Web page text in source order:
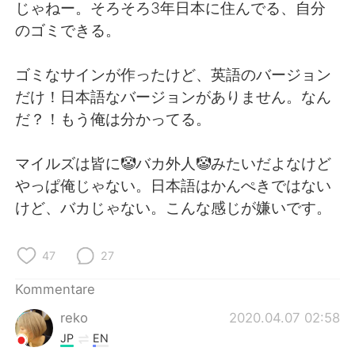
日本語 한국어
Indonesia Italiano
Türkçe Tiếng Việt
Português
じゃねー。そろそろ3年日本に住んでる、自分
のゴミできる。
ゴミなサインが作ったけど、英語のバージョン
だけ！日本語なバージョンがありません。なん
だ？！もう俺は分かってる。
マイルズは皆に🤡バカ外人🤡みたいだよなけど
やっぱ俺じゃない。日本語はかんぺきではない
けど、バカじゃない。こんな感じが嫌いです。
47 27
Kommentare
reko
2020.04.07 02:58
JP EN